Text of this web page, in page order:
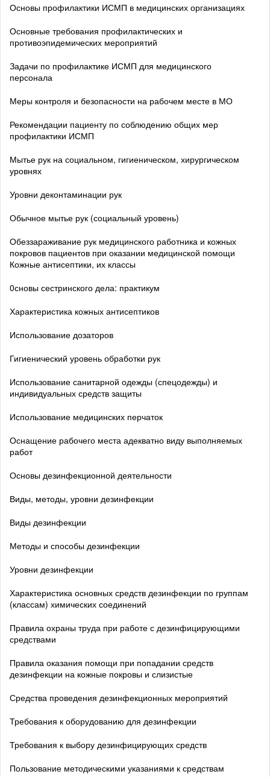
Основы профилактики ИСМП в медицинских организациях
Основные требования профилактических и
противоэпидемических мероприятий
Задачи по профилактике ИСМП для медицинского
персонала
Меры контроля и безопасности на рабочем месте в МО
Рекомендации пациенту по соблюдению общих мер
профилактики ИСМП
Мытье рук на социальном, гигиеническом, хирургическом
уровнях
Уровни деконтаминации рук
Обычное мытье рук (социальный уровень)
Обеззараживание рук медицинского работника и кожных
покровов пациентов при оказании медицинской помощи
Кожные антисептики, их классы
0сновы сестринского дела: практикум
Характеристика кожных антисептиков
Использование дозаторов
Гигиенический уровень обработки рук
Использование санитарной одежды (спецодежды) и
индивидуальных средств защиты
Использование медицинских перчаток
Оснащение рабочего места адекватно виду выполняемых
работ
Основы дезинфекционной деятельности
Виды, методы, уровни дезинфекции
Виды дезинфекции
Методы и способы дезинфекции
Уровни дезинфекции
Характеристика основных средств дезинфекции по группам
(классам) химических соединений
Правила охраны труда при работе с дезинфицирующими
средствами
Правила оказания помощи при попадании средств
дезинфекции на кожные покровы и слизистые
Средства проведения дезинфекционных мероприятий
Требования к оборудованию для дезинфекции
Требования к выбору дезинфицирующих средств
Пользование методическими указаниями к средствам